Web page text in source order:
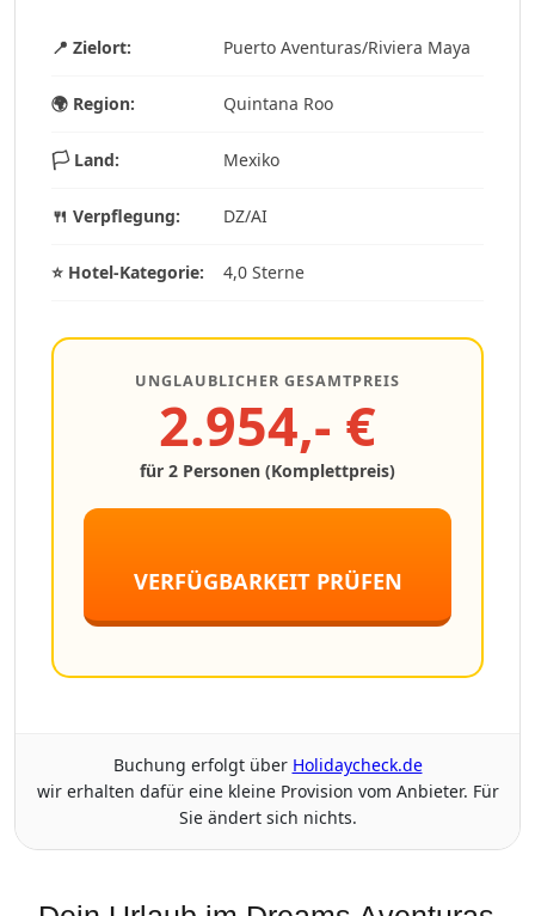
📍 Zielort: Puerto Aventuras/Riviera Maya
🌍 Region: Quintana Roo
🏳️ Land: Mexiko
🍴 Verpflegung: DZ/AI
⭐ Hotel-Kategorie: 4,0 Sterne
UNGLAUBLICHER GESAMTPREIS
2.954,- €
für 2 Personen (Komplettpreis)
VERFÜGBARKEIT PRÜFEN
Buchung erfolgt über Holidaycheck.de
wir erhalten dafür eine kleine Provision vom Anbieter. Für
Sie ändert sich nichts.